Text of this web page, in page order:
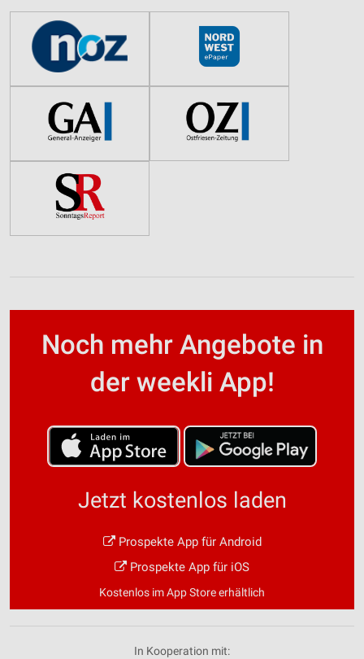
Noch mehr Angebote in
der weekli App!
Jetzt kostenlos laden
Prospekte App für Android
Prospekte App für iOS
Kostenlos im App Store erhältlich
In Kooperation mit: